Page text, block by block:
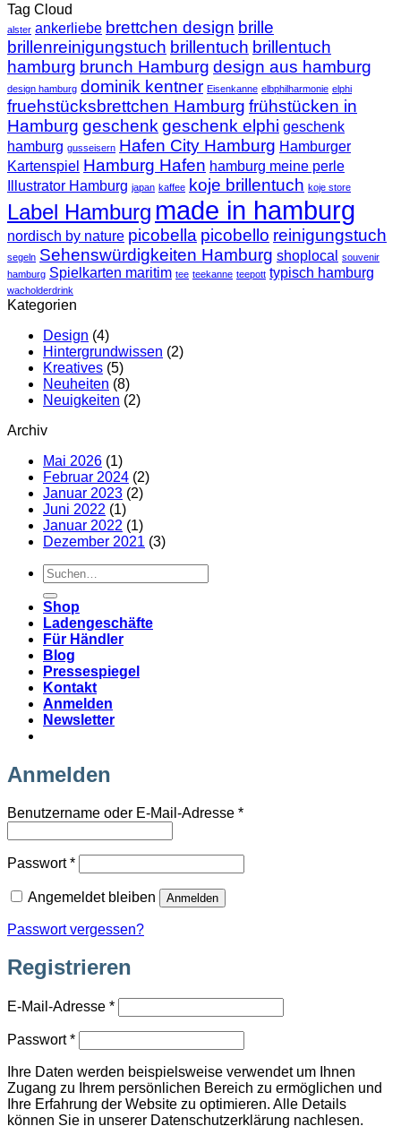
„Alster“
Tag Cloud
alster ankerliebe brettchen design brille
brillenreinigungstuch brillentuch brillentuch
hamburg brunch Hamburg design aus hamburg
design hamburg dominik kentner Eisenkanne elbphilharmonie elphi
fruehstücksbrettchen Hamburg frühstücken in
Hamburg geschenk geschenk elphi geschenk
hamburg gusseisern Hafen City Hamburg Hamburger
Kartenspiel Hamburg Hafen hamburg meine perle
Illustrator Hamburg japan kaffee koje brillentuch koje store
Label Hamburg made in hamburg
nordisch by nature picobella picobello reinigungstuch
segeln Sehenswürdigkeiten Hamburg shoplocal
souvenir
hamburg Spielkarten maritim tee teekanne teepott typisch hamburg
wacholderdrink
Kategorien
Design (4)
Hintergrundwissen (2)
Kreatives (5)
Neuheiten (8)
Neuigkeiten (2)
Archiv
Mai 2026 (1)
Februar 2024 (2)
Januar 2023 (2)
Juni 2022 (1)
Januar 2022 (1)
Dezember 2021 (3)
Suchen
nach:
Shop
Ladengeschäfte
Für Händler
Blog
Pressespiegel
Kontakt
Anmelden
Newsletter
Anmelden
Benutzername oder E-Mail-Adresse *Erforderlich
Passwort*Erforderlich
Angemeldet bleiben Anmelden
Passwort vergessen?
Registrieren
E-Mail-Adresse *Erforderlich
Passwort*Erforderlich
Ihre Daten werden beispielsweise verwendet um Ihnen
Zugang zu Ihrem persönlichen Bereich zu ermöglichen und
Ihre Erfahrung der Website zu optimieren. Alle Details
können Sie in unserer Datenschutzerklärung nachlesen.